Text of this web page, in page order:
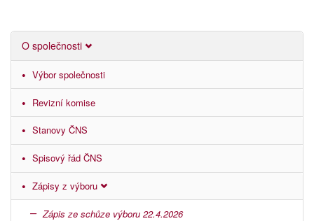
O společnosti
Výbor společnosti
Revizní komise
Stanovy ČNS
Spisový řád ČNS
Zápisy z výboru
Zápis ze schůze výboru 22.4.2026